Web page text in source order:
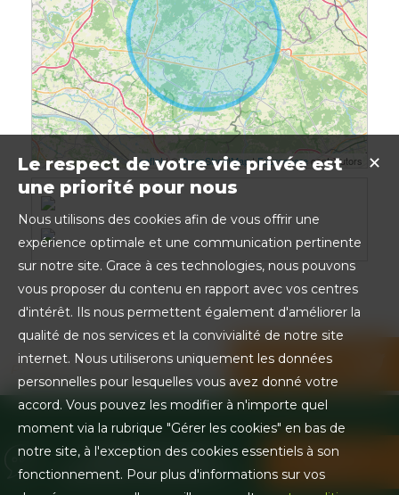
Leaflet| ©OpenStreetMap|Foursquarecontributors
Partager sur les réseaux sociaux
BESOIN D'UN
RENSEIGNEMENT ?
CONTACTEZ-
NOUS !
✕
Le respect de votre vie privée est
une priorité pour nous
Nous utilisons des cookies afin de vous offrir une
expérience optimale et une communication pertinente
sur notre site. Grace à ces technologies, nous pouvons
vous proposer du contenu en rapport avec vos centres
d'intérêt. Ils nous permettent également d'améliorer la
qualité de nos services et la convivialité de notre site
internet. Nous utiliserons uniquement les données
personnelles pour lesquelles vous avez donné votre
accord. Vous pouvez les modifier à n'importe quel
moment via la rubrique "Gérer les cookies" en bas de
notre site, à l'exception des cookies essentiels à son
fonctionnement. Pour plus d'informations sur vos